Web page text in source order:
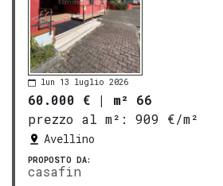
lun 13 luglio 2026
60.000 € | m² 66
prezzo al m²:
909 €/m²
Avellino
PROPOSTO DA:
casafin